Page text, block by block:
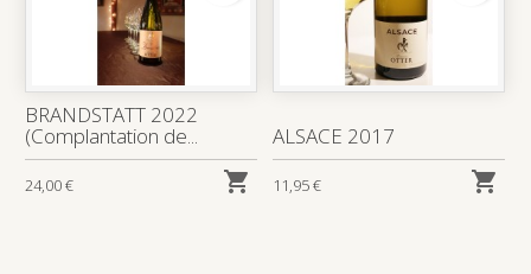
BRANDSTATT 2022
(Complantation de...
24,00 € 
ALSACE 2017
11,95 € 